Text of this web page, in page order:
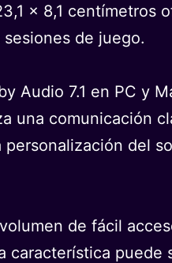
x 8,1 centímetros
de juego.
Audio 7.1 en PC y
una comunicación
del
de fácil
característica puede